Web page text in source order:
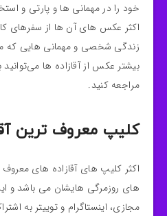
خود را در مهمانی ها و پارتی و
اکثر عکس های آن ها از سفرهای
زندگی شخصی و مهمانی هایی که
بیشتر عکس از آقازاده ها می‌توانید
مراجعه کنید.
کلیپ معروف ترین
اکثر کلیپ های آقازاده های
های روزمرگی هایشان می باشد و
مجازی، اینستاگرام و توییتر به